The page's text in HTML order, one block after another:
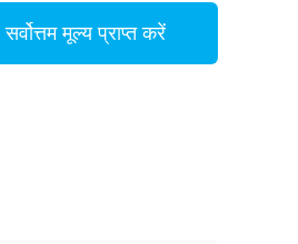
सर्वोत्तम मूल्य प्राप्त करें